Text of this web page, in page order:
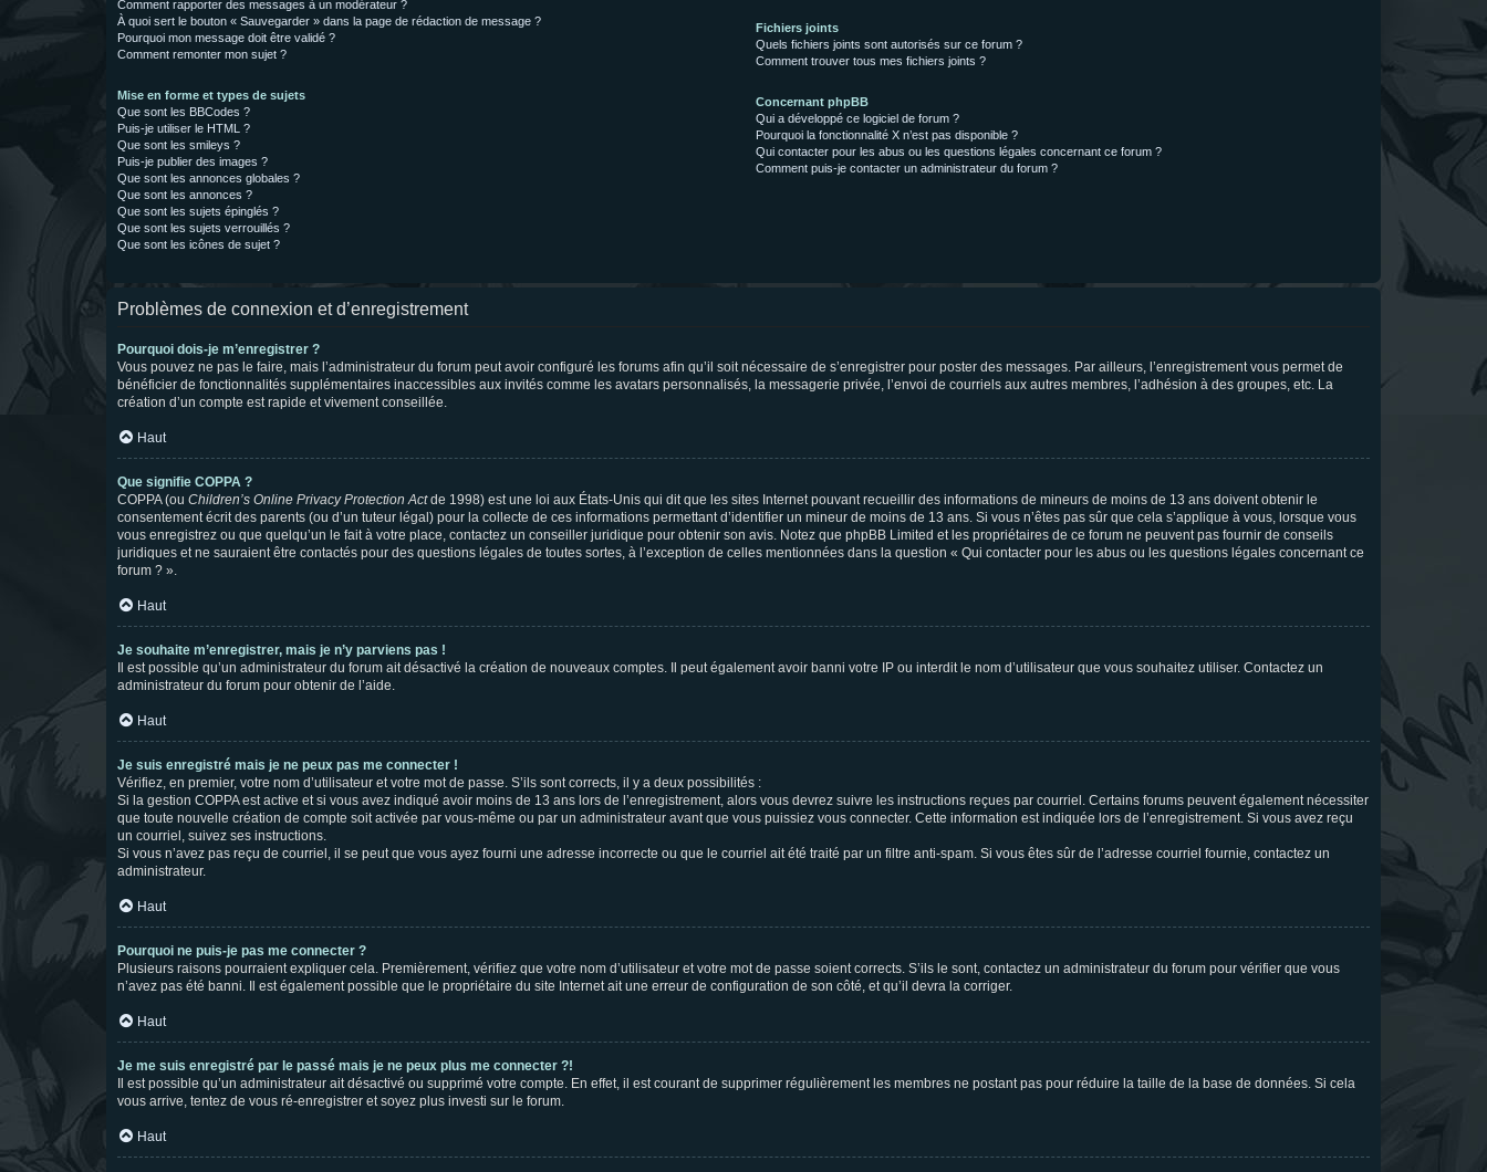
Comment rapporter des messages à un modérateur ?
À quoi sert le bouton « Sauvegarder » dans la page de rédaction de message ?
Pourquoi mon message doit être validé ?
Comment remonter mon sujet ?
Mise en forme et types de sujets
Que sont les BBCodes ?
Puis-je utiliser le HTML ?
Que sont les smileys ?
Puis-je publier des images ?
Que sont les annonces globales ?
Que sont les annonces ?
Que sont les sujets épinglés ?
Que sont les sujets verrouillés ?
Que sont les icônes de sujet ?
Fichiers joints
Quels fichiers joints sont autorisés sur ce forum ?
Comment trouver tous mes fichiers joints ?
Concernant phpBB
Qui a développé ce logiciel de forum ?
Pourquoi la fonctionnalité X n’est pas disponible ?
Qui contacter pour les abus ou les questions légales concernant ce forum ?
Comment puis-je contacter un administrateur du forum ?
Problèmes de connexion et d’enregistrement
Pourquoi dois-je m’enregistrer ?
Vous pouvez ne pas le faire, mais l’administrateur du forum peut avoir configuré les forums afin qu’il soit nécessaire de s’enregistrer pour poster des messages. Par ailleurs, l’enregistrement vous permet de
bénéficier de fonctionnalités supplémentaires inaccessibles aux invités comme les avatars personnalisés, la messagerie privée, l’envoi de courriels aux autres membres, l’adhésion à des groupes, etc. La
création d’un compte est rapide et vivement conseillée.
Haut
Que signifie COPPA ?
COPPA (ou Children’s Online Privacy Protection Actde 1998) est une loi aux États-Unis qui dit que les sites Internet pouvant recueillir des informations de mineurs de moins de 13 ans doivent obtenir le
consentement écrit des parents (ou d’un tuteur légal) pour la collecte de ces informations permettant d’identifier un mineur de moins de 13 ans. Si vous n’êtes pas sûr que cela s’applique à vous, lorsque vous
vous enregistrez ou que quelqu’un le fait à votre place, contactez un conseiller juridique pour obtenir son avis. Notez que phpBB Limited et les propriétaires de ce forum ne peuvent pas fournir de conseils
juridiques et ne sauraient être contactés pour des questions légales de toutes sortes, à l’exception de celles mentionnées dans la question « Qui contacter pour les abus ou les questions légales concernant ce
forum ? ».
Haut
Je souhaite m’enregistrer, mais je n’y parviens pas !
Il est possible qu’un administrateur du forum ait désactivé la création de nouveaux comptes. Il peut également avoir banni votre IP ou interdit le nom d’utilisateur que vous souhaitez utiliser. Contactez un
administrateur du forum pour obtenir de l’aide.
Haut
Je suis enregistré mais je ne peux pas me connecter !
Vérifiez, en premier, votre nom d’utilisateur et votre mot de passe. S’ils sont corrects, il y a deux possibilités :
Si la gestion COPPA est active et si vous avez indiqué avoir moins de 13 ans lors de l’enregistrement, alors vous devrez suivre les instructions reçues par courriel. Certains forums peuvent également nécessiter
que toute nouvelle création de compte soit activée par vous-même ou par un administrateur avant que vous puissiez vous connecter. Cette information est indiquée lors de l’enregistrement. Si vous avez reçu
un courriel, suivez ses instructions.
Si vous n’avez pas reçu de courriel, il se peut que vous ayez fourni une adresse incorrecte ou que le courriel ait été traité par un filtre anti-spam. Si vous êtes sûr de l’adresse courriel fournie, contactez un
administrateur.
Haut
Pourquoi ne puis-je pas me connecter ?
Plusieurs raisons pourraient expliquer cela. Premièrement, vérifiez que votre nom d’utilisateur et votre mot de passe soient corrects. S’ils le sont, contactez un administrateur du forum pour vérifier que vous
n’avez pas été banni. Il est également possible que le propriétaire du site Internet ait une erreur de configuration de son côté, et qu’il devra la corriger.
Haut
Je me suis enregistré par le passé mais je ne peux plus me connecter ?!
Il est possible qu’un administrateur ait désactivé ou supprimé votre compte. En effet, il est courant de supprimer régulièrement les membres ne postant pas pour réduire la taille de la base de données. Si cela
vous arrive, tentez de vous ré-enregistrer et soyez plus investi sur le forum.
Haut